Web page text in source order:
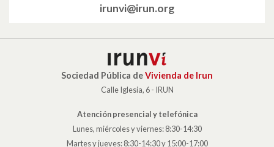
Sociedad Pública deVivienda de Irun
Calle Iglesia, 6 - IRUN
Atención presencial y telefónica
Lunes, miércoles y viernes: 8:30-14:30
Martes y jueves: 8:30-14:30 y 15:00-17:00
irunvi@irun.org